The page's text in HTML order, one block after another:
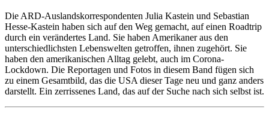
Die ARD-Auslandskorrespondenten Julia Kastein und Sebastian
Hesse-Kastein haben sich auf den Weg gemacht, auf einen Roadtrip
durch ein verändertes Land. Sie haben Amerikaner aus den
unterschiedlichsten Lebenswelten getroffen, ihnen zugehört. Sie
haben den amerikanischen Alltag gelebt, auch im Corona-
Lockdown. Die Reportagen und Fotos in diesem Band fügen sich
zu einem Gesamtbild, das die USA dieser Tage neu und ganz anders
darstellt. Ein zerrissenes Land, das auf der Suche nach sich selbst ist.